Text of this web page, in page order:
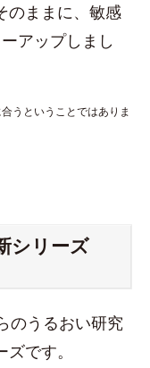
のままに、敏感
アップしまし
うということではありま
シリーズ
のうるおい研究
です。